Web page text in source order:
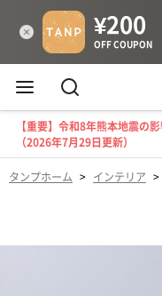
【重要】令和8年熊本地震の
（2026年7月29日更新）
タンプホーム > インテリア >